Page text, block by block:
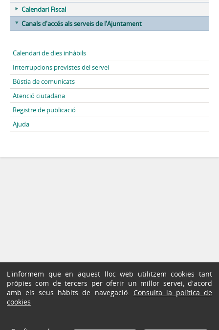
Calendari Fiscal
Canals d'accés als serveis de l'Ajuntament
Calendari de dies inhàbils
Interrupcions previstes del servei
Bústia de comunicats
Atenció ciutadana
Registre de publicació
Ajuda
L'informem que en aquest lloc web utilitzem cookies tant
pròpies com de tercers per oferir un millor servei, d'acord
amb els seus hàbits de navegació. Consulta la política de
cookies